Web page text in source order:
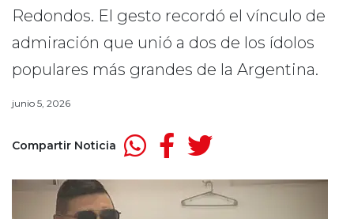
Redondos. El gesto recordó el vínculo de
admiración que unió a dos de los ídolos
populares más grandes de la Argentina.
junio 5, 2026
Compartir Noticia